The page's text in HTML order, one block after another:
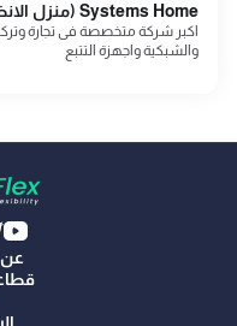
Systems Home (منزل الانظمة )
اكبر شركة متخصصة فى تجارة
والشبكية واجهزة التتبع
عن